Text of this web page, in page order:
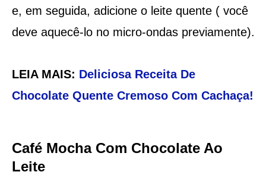
e, em seguida, adicione o leite quente ( você
deve aquecê-lo no micro-ondas previamente).
LEIA MAIS: Deliciosa Receita De
Chocolate Quente Cremoso Com Cachaça!
Café Mocha Com Chocolate Ao
Leite